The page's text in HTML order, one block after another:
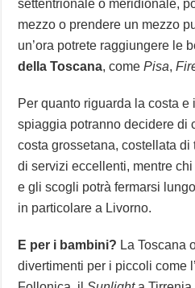
settentrionale o meridionale,
mezzo o prendere un mezzo
un’ora potrete raggiungere le
della Toscana, comePisa,
Per quanto riguarda la costa
spiaggia potranno decidere di
costa grossetana, costellata
di servizi eccellenti, mentre
e gli scogli potrà fermarsi
in particolare a Livorno.
E per i bambini? La Toscana
divertimenti per i piccoli come